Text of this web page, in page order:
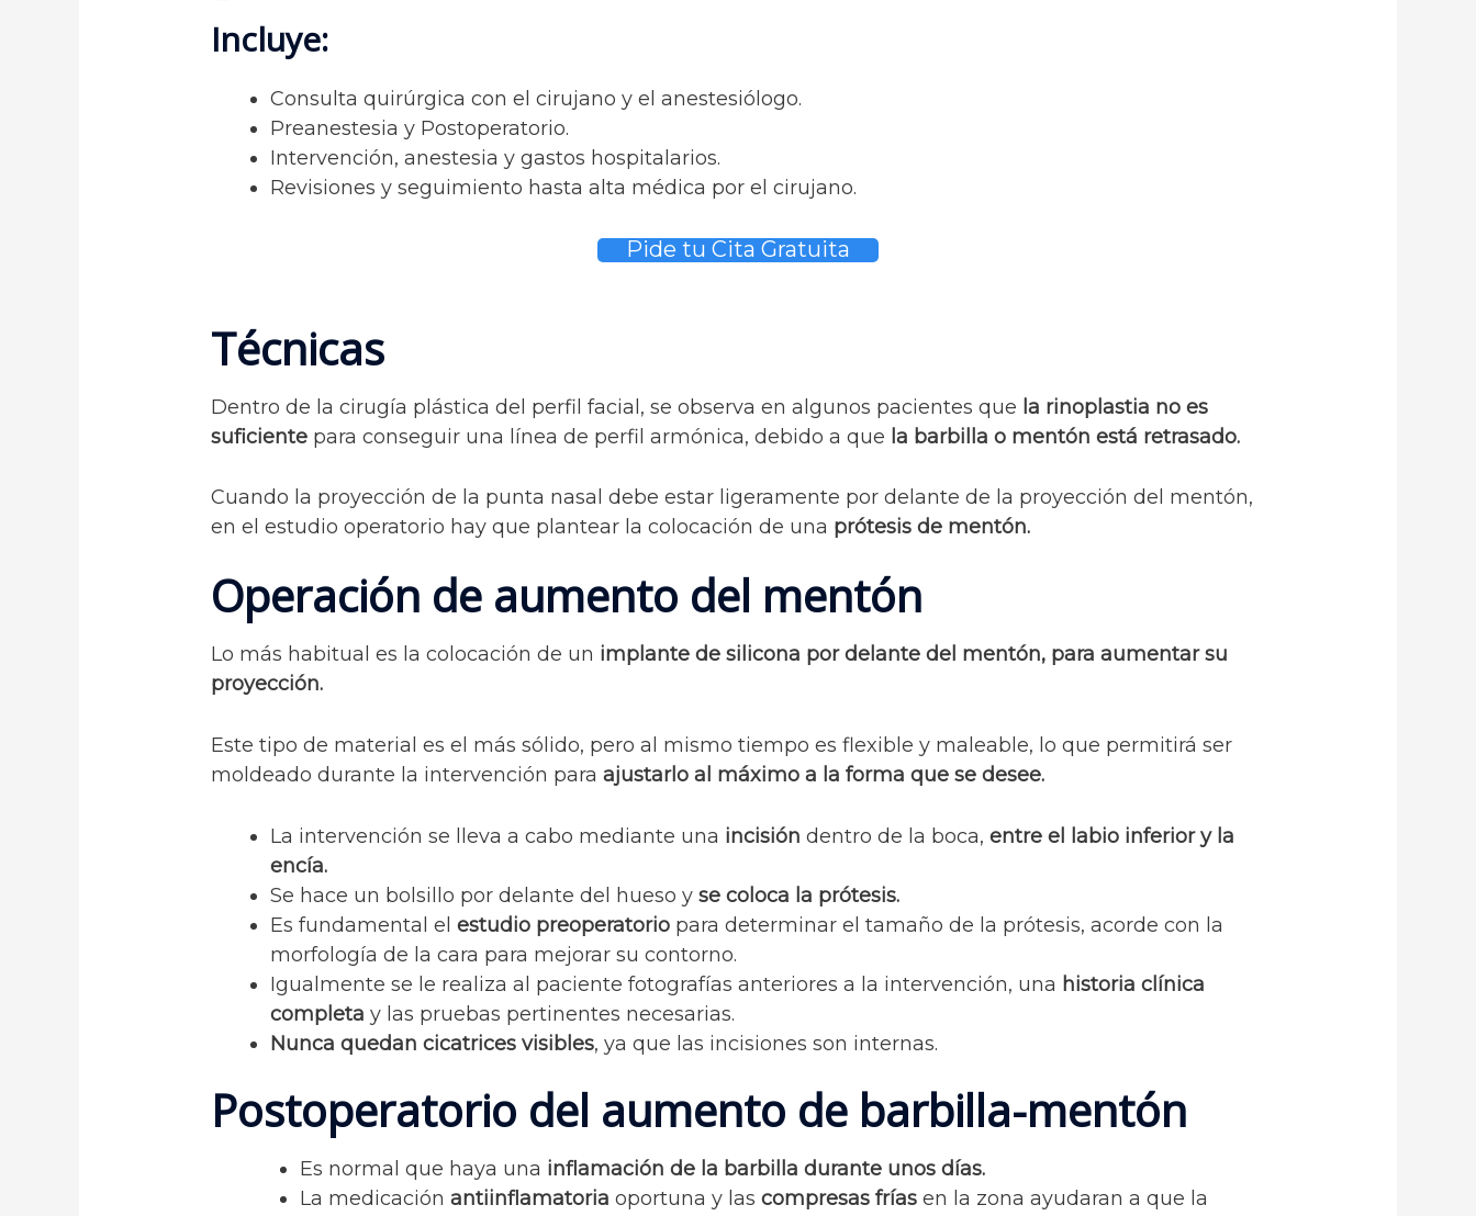
Incluye:
Consulta quirúrgica con el cirujano y el anestesiólogo.
Preanestesia y Postoperatorio.
Intervención, anestesia y gastos hospitalarios.
Revisiones y seguimiento hasta alta médica por el cirujano.
Pide tu Cita Gratuita
Técnicas
Dentro de la cirugía plástica del perfil facial, se observa en algunos pacientes que la rinoplastia no es
suficiente para conseguir una línea de perfil armónica, debido a que la barbilla o mentón está retrasado.
Cuando la proyección de la punta nasal debe estar ligeramente por delante de la proyección del mentón,
en el estudio operatorio hay que plantear la colocación de una prótesis de mentón.
Operación de aumento del mentón
Lo más habitual es la colocación de un implante de silicona por delante del mentón, para aumentar su
proyección.
Este tipo de material es el más sólido, pero al mismo tiempo es flexible y maleable, lo que permitirá ser
moldeado durante la intervención paraajustarlo al máximo a la forma que se desee.
La intervención se lleva a cabo mediante una incisión dentro de la boca,entre el labio inferior y la
encía.
Se hace un bolsillo por delante del hueso yse coloca la prótesis.
Es fundamental elestudio preoperatorio para determinar el tamaño de la prótesis, acorde con la
morfología de la cara para mejorar su contorno.
Igualmente se le realiza al paciente fotografías anteriores a la intervención, una historia clínica
completa y las pruebas pertinentes necesarias.
Nunca quedan cicatrices visibles, ya que las incisiones son internas.
Postoperatorio del aumento de barbilla-mentón
Es normal que haya una inflamación de la barbilla durante unos días.
La medicaciónantiinflamatoria oportuna y lascompresas frías en la zona ayudaran a que la